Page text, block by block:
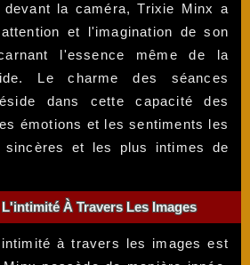
devant la caméra, Trixie Minx a
et l'imagination de son
l'essence même de la
Le charme des séances
dans cette capacité des
émotions et les sentiments les
et les plus intimes de
À Travers Les Images
à travers les images est